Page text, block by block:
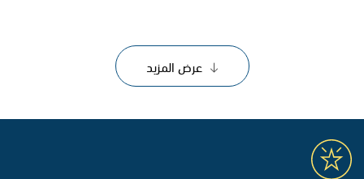
عرض المزيد